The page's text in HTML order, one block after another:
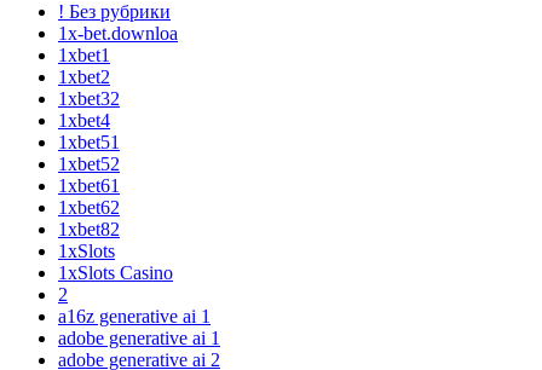
! Без рубрики
1x-bet.downloa
1xbet1
1xbet2
1xbet32
1xbet4
1xbet51
1xbet52
1xbet61
1xbet62
1xbet82
1xSlots
1xSlots Casino
2
a16z generative ai 1
adobe generative ai 1
adobe generative ai 2